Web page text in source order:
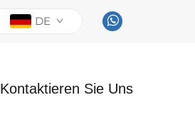
DE
Kontaktieren Sie Uns